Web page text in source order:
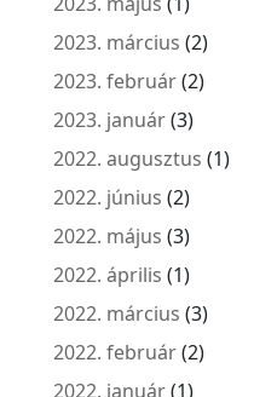
2023. március (2)
2023. február(2)
2023. január(3)
2022. augusztus (1)
2022. június (2)
2022. május (3)
2022. április (1)
2022. március (3)
2022. február(2)
2022. január(1)